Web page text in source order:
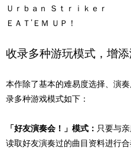
Ｕｒｂａｎ Ｓｔｒｉｋｅｒ
ＥＡＴ’ＥＭ ＵＰ！
收录多种游玩模式，增
本作除了基本的难易度选择、演
录多种游戏模式如下：
「好友演奏会！」模式： 只要与
读取好友演奏过的曲目资料进行